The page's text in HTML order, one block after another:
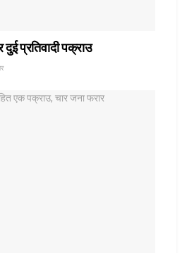
दुई प्रतिवादी पक्राउ